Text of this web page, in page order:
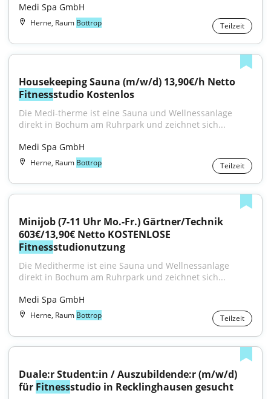
Medi Spa GmbH
Herne, Raum Bottrop Teilzeit
Fitnessstudio Kostenlos
Die Medi-therme ist eine Sauna und Wellnessanlage
direkt in Bochum am Ruhrpark und zeichnet sich...
Medi Spa GmbH
Herne, Raum Bottrop Teilzeit
Minijob (7-11 Uhr Mo.-Fr.) Gärtner/Technik
Fitnessstudionutzung
Die Meditherme ist eine Sauna und Wellnessanlage
direkt in Bochum am Ruhrpark und zeichnet sich...
Medi Spa GmbH
Herne, Raum Bottrop Teilzeit
Duale:r Student:in / Auszubildende:r (m/w/d)
für Fitnessstudio in Recklinghausen gesucht